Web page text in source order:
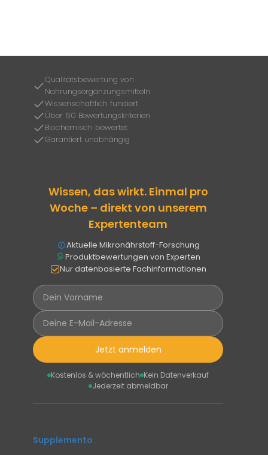
Qualitätsbewertung von
Nahrungsergänzungsmitteln
Wissenschaftlich fundiert
Über 60 Bewertungskriterien
Biochemisch bewertet
Garantiert unabhängig
Wissen, das wirkt. Einmal pro
Woche – direkt von unserem
Expertenteam
Aktuelle Mikronährstoff-Forschung
Produktbewertungen von Experten
Nur datenbasierte Fachinformationen
Jetzt anmelden
Kostenlos & wöchentlich Kein Datenverkauf
Jederzeit abmeldbar
Supplemento